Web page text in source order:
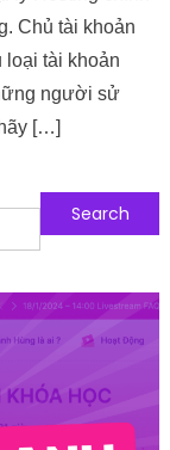
Chủ tài khoản
loại tài khoản
người sử
[…]